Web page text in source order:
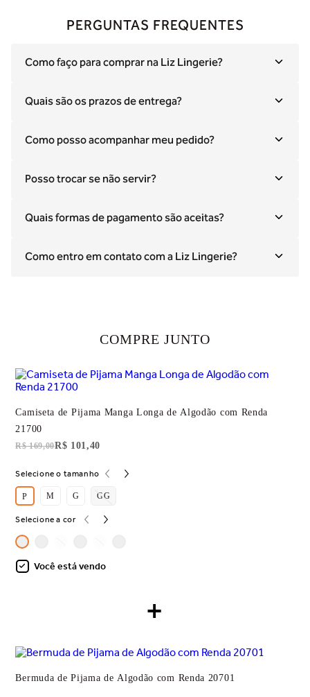
PERGUNTAS FREQUENTES
Como faço para comprar na Liz Lingerie?
Quais são os prazos de entrega?
Como posso acompanhar meu pedido?
Posso trocar se não servir?
Quais formas de pagamento são aceitas?
Como entro em contato com a Liz Lingerie?
COMPRE JUNTO
Camiseta de Pijama Manga Longa de Algodão com Renda
21700
R$ 169,00R$ 101,40
Selecione o tamanho
P M G GG
Selecione a cor
Você está vendo
+
Bermuda de Pijama de Algodão com Renda 20701